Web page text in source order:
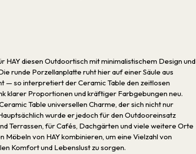
diesen Outdoortisch mit minimalistischem Design und
runde Porzellanplatte ruht hier auf einer Säule aus
— so interpretiert der Ceramic Table den zeitlosen
klarer Proportionen und kräftiger Farbgebungen neu.
Table universellen Charme, der sich nicht nur
wurde er jedoch für den Outdooreinsatz
Terrassen, für Cafés, Dachgärten und viele weitere Orte
von HAY kombinieren, um eine Vielzahl von
Komfort und Lebenslust zu sorgen.